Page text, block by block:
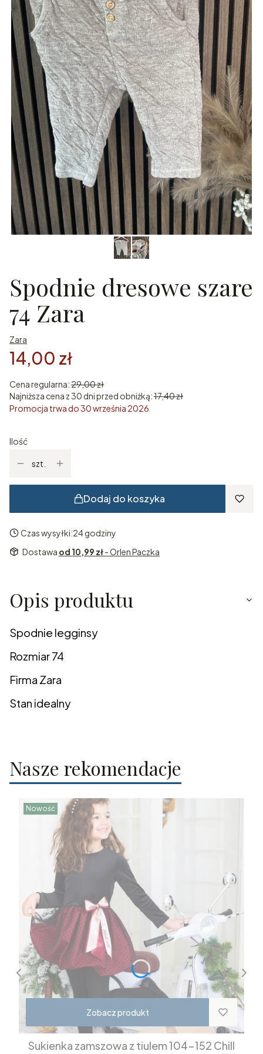
Spodnie dresowe szare
74 Zara
Zara
14,00 zł
Cena regularna:29,00 zł
Najniższa cena z 30 dni przed obniżką:17,40 zł
Promocja trwa do 30 września 2026
Ilość
szt.
Dodaj do koszyka
Czas wysyłki:24 godziny
Dostawa od 10,99 zł- Orlen Paczka
Opis produktu
Spodnie legginsy
Rozmiar 74
Firma Zara
Stan idealny
Nasze rekomendacje
Nowość
Zobacz produkt
Sukienka zamszowa z tiulem 104-152 Chill